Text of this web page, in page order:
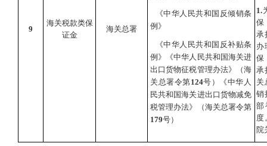
9
海关税款类保
证金
海关总署
《中华人民共和国反倾销条
例》
《中华人民共和国反补贴条
例》《中华人民共和国海关进
出口货物征税管理办法》（海
关总署令第124号）《中华人
民共和国海关进出口货物减免
税管理办法》（海关总署令第
179号）
1.
保
承
办
保
承
关
销
部
度
院